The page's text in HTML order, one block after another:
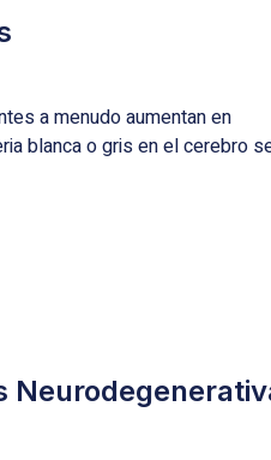
a menudo aumentan en
blanca o gris en el cerebro